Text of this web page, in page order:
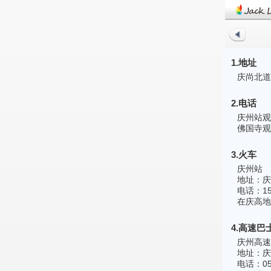
1.地址
庆尚北
2.电话
庆州站
佛国寺
3.火车
庆州站
地址：
电话：
在庆高
4.高速巴
庆州高
地址：
电话：